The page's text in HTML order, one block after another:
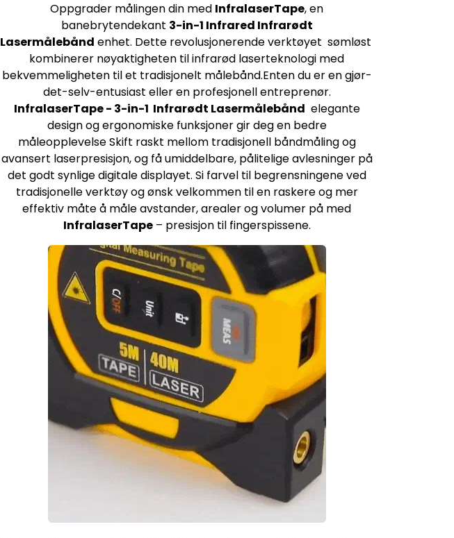
Oppgrader målingen din med InfralaserTape, en
banebrytendekant 3-in-1 Infrared Infrarødt
Lasermålebånd enhet. Dette revolusjonerende verktøyet sømløst
kombinerer nøyaktigheten til infrarød laserteknologi med
bekvemmeligheten til et tradisjonelt målebånd.Enten du er en gjør-
det-selv-entusiast eller en profesjonell entreprenør.
InfralaserTape - 3-in-1 Infrarødt Lasermålebånd elegante
design og ergonomiske funksjoner gir deg en bedre
måleopplevelse Skift raskt mellom tradisjonell båndmåling og
avansert laserpresisjon, og få umiddelbare, pålitelige avlesninger på
det godt synlige digitale displayet. Si farvel til begrensningene ved
tradisjonelle verktøy og ønsk velkommen til en raskere og mer
effektiv måte å måle avstander, arealer og volumer på med
InfralaserTape– presisjon til fingerspissene.